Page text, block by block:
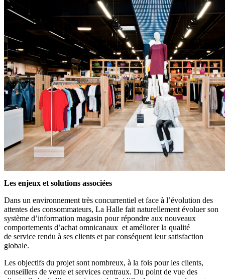
Les enjeux et solutions associées
Dans un environnement très concurrentiel et face à l’évolution des
attentes des consommateurs, La Halle fait naturellement évoluer son
système d’information magasin pour répondre aux nouveaux
comportements d’achat omnicanaux et améliorer la qualité
de service rendu à ses clients et par conséquent leur satisfaction
globale.
Les objectifs du projet sont nombreux, à la fois pour les clients,
conseillers de vente et services centraux. Du point de vue des